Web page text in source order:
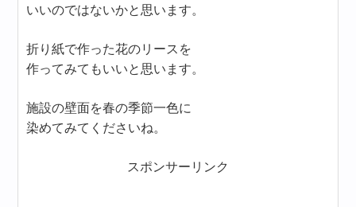
いいのではないかと思います。
折り紙で作った花のリースを
作ってみてもいいと思います。
施設の壁面を春の季節一色に
染めてみてくださいね。
スポンサーリンク